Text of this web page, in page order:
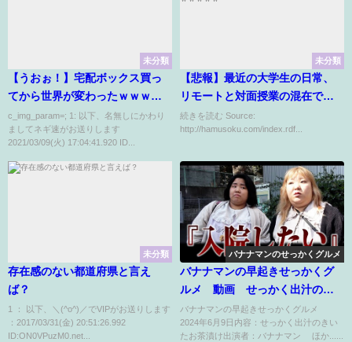
未分類
【うおぉ！】宅配ボックス買っ
てから世界が変わったｗｗｗｗ
ｗｗｗｗ
c_img_param=; 1: 以下、名無しにかわり
ましてネギ速がお送りします
2021/03/09(火) 17:04:41.920 ID...
未分類
【悲報】最近の大学生の日常、
リモートと対面授業の混在で意
味不明にバグるｗｗｗｗｗｗｗ
ｗｗ
続きを読む Source:
http://hamusoku.com/index.rdf...
未分類
存在感のない都道府県と言え
ば？
1 ： 以下、＼(^o^)／でVIPがお送りします
：2017/03/31(金) 20:51:26.992
ID:ON0VPuzM0.net...
バナナマンのせっかくグルメ
バナナマンの早起きせっかくグ
ルメ 動画 せっかく出汁のき
いたお茶漬け 6月9日
バナナマンの早起きせっかくグルメ
2024年6月9日内容：せっかく出汁のきい
たお茶漬け出演者：バナナマン ほか......